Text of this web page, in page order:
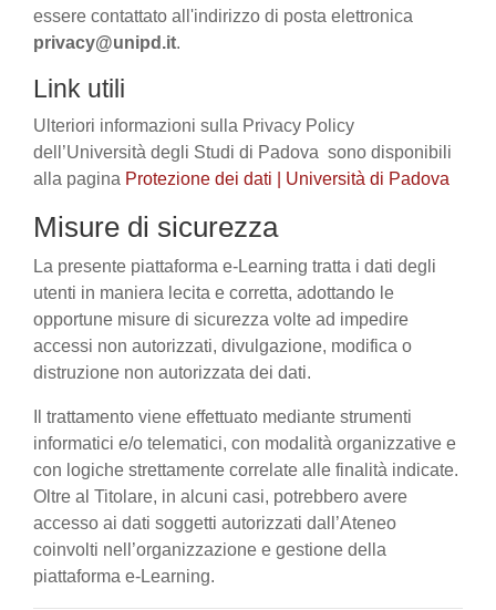
essere contattato all'indirizzo di posta elettronica
privacy@unipd.it.
Link utili
Ulteriori informazioni sulla Privacy Policy
dell’Università degli Studi di Padova sono disponibili
alla pagina Protezione dei dati | Università di Padova
Misure di sicurezza
La presente piattaforma e-Learning tratta i dati degli
utenti in maniera lecita e corretta, adottando le
opportune misure di sicurezza volte ad impedire
accessi non autorizzati, divulgazione, modifica o
distruzione non autorizzata dei dati.
Il trattamento viene effettuato mediante strumenti
informatici e/o telematici, con modalità organizzative e
con logiche strettamente correlate alle finalità indicate.
Oltre al Titolare, in alcuni casi, potrebbero avere
accesso ai dati soggetti autorizzati dall’Ateneo
coinvolti nell’organizzazione e gestione della
piattaforma e-Learning.